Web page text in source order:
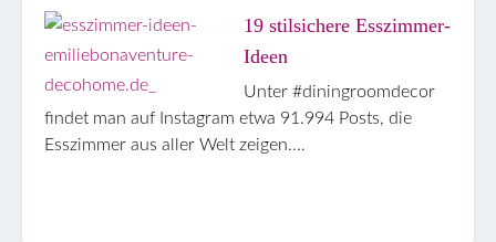
19 stilsichere Esszimmer-
Ideen
Unter #diningroomdecor
findet man auf Instagram etwa 91.994 Posts, die
Esszimmer aus aller Welt zeigen.…